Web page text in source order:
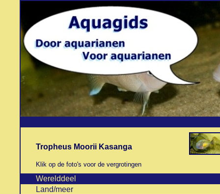
Tropheus Moorii Kasanga
Klik op de foto's voor de vergrotingen
Werelddeel
Land/meer